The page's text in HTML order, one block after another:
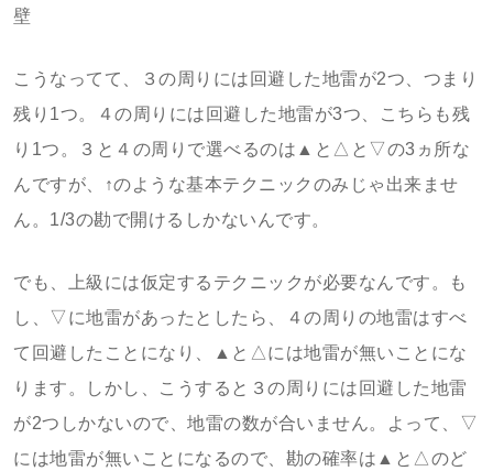
壁
こうなってて、３の周りには回避した地雷が2つ、つまり
残り1つ。４の周りには回避した地雷が3つ、こちらも残
り1つ。３と４の周りで選べるのは▲と△と▽の3ヵ所な
んですが、↑のような基本テクニックのみじゃ出来ませ
ん。1/3の勘で開けるしかないんです。
でも、上級には仮定するテクニックが必要なんです。も
し、▽に地雷があったとしたら、４の周りの地雷はすべ
て回避したことになり、▲と△には地雷が無いことにな
ります。しかし、こうすると３の周りには回避した地雷
が2つしかないので、地雷の数が合いません。よって、▽
には地雷が無いことになるので、勘の確率は▲と△のど